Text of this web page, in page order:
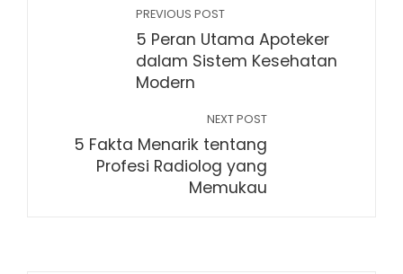
PREVIOUS POST
5 Peran Utama Apoteker
dalam Sistem Kesehatan
Modern
NEXT POST
5 Fakta Menarik tentang
Profesi Radiolog yang
Memukau